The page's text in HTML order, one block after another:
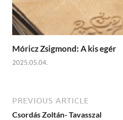
Móricz Zsigmond: A kis egér
2025.05.04.
PREVIOUS ARTICLE
Csordás Zoltán- Tavasszal